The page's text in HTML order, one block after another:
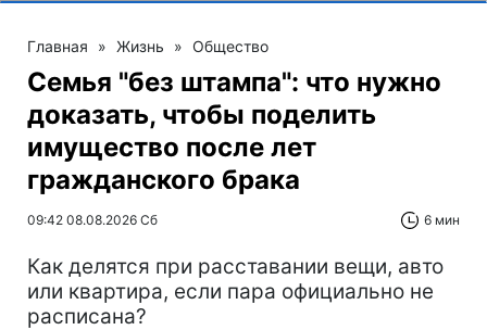
Главная » Жизнь » Общество
Семья "без штампа": что нужно
доказать, чтобы поделить
имущество после лет
гражданского брака
09:42 08.08.2026 Сб 6 мин
Как делятся при расставании вещи, авто
или квартира, если пара официально не
расписана?